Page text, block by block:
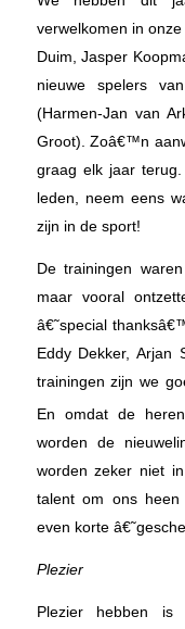
verwelkomen in
Duim, Jasper
nieuwe spelers
(Harmen-Jan van
Groot). Zoâ€™n
graag elk jaar
leden, neem eens
zijn in de sport!
De trainingen
maar vooral
â€˜special
Eddy Dekker, Arjan
trainingen zijn we
En omdat de
worden de
worden zeker niet
talent om ons
even korte
Plezier
Plezier hebben